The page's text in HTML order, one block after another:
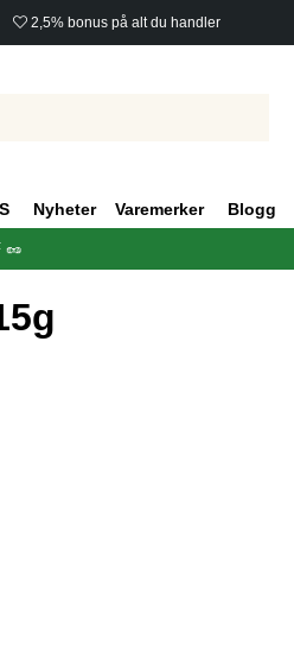
2,5% bonus på alt du handler
Nyheter Varemerker Blogg
🥜